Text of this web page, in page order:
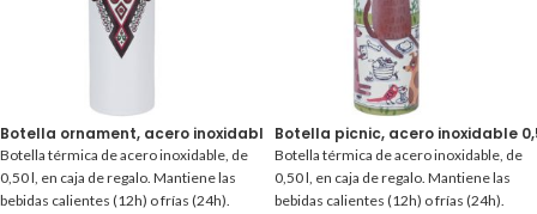
Botella ornament, acero inoxidable 0,50 l.
Botella térmica de acero inoxidable, de
0,50 l, en caja de regalo. Mantiene las
bebidas calientes (12h) o frías (24h).
Botella picnic, acero inoxidable
Botella térmica de acero inoxidable, de
0,50 l, en caja de regalo. Mantiene las
bebidas calientes (12h) o frías (24h).